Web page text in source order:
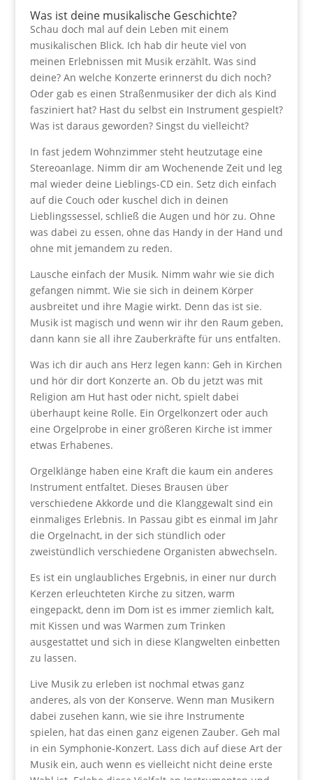
Was ist deine musikalische Geschichte?
Schau doch mal auf dein Leben mit einem
musikalischen Blick. Ich hab dir heute viel von
meinen Erlebnissen mit Musik erzählt. Was sind
deine? An welche Konzerte erinnerst du dich noch?
Oder gab es einen Straßenmusiker der dich als Kind
fasziniert hat? Hast du selbst ein Instrument gespielt?
Was ist daraus geworden? Singst du vielleicht?
In fast jedem Wohnzimmer steht heutzutage eine
Stereoanlage. Nimm dir am Wochenende Zeit und leg
mal wieder deine Lieblings-CD ein. Setz dich einfach
auf die Couch oder kuschel dich in deinen
Lieblingssessel, schließ die Augen und hör zu. Ohne
was dabei zu essen, ohne das Handy in der Hand und
ohne mit jemandem zu reden.
Lausche einfach der Musik. Nimm wahr wie sie dich
gefangen nimmt. Wie sie sich in deinem Körper
ausbreitet und ihre Magie wirkt. Denn das ist sie.
Musik ist magisch und wenn wir ihr den Raum geben,
dann kann sie all ihre Zauberkräfte für uns entfalten.
Was ich dir auch ans Herz legen kann: Geh in Kirchen
und hör dir dort Konzerte an. Ob du jetzt was mit
Religion am Hut hast oder nicht, spielt dabei
überhaupt keine Rolle. Ein Orgelkonzert oder auch
eine Orgelprobe in einer größeren Kirche ist immer
etwas Erhabenes.
Orgelklänge haben eine Kraft die kaum ein anderes
Instrument entfaltet. Dieses Brausen über
verschiedene Akkorde und die Klanggewalt sind ein
einmaliges Erlebnis. In Passau gibt es einmal im Jahr
die Orgelnacht, in der sich stündlich oder
zweistündlich verschiedene Organisten abwechseln.
Es ist ein unglaubliches Ergebnis, in einer nur durch
Kerzen erleuchteten Kirche zu sitzen, warm
eingepackt, denn im Dom ist es immer ziemlich kalt,
mit Kissen und was Warmen zum Trinken
ausgestattet und sich in diese Klangwelten einbetten
zu lassen.
Live Musik zu erleben ist nochmal etwas ganz
anderes, als von der Konserve. Wenn man Musikern
dabei zusehen kann, wie sie ihre Instrumente
spielen, hat das einen ganz eigenen Zauber. Geh mal
in ein Symphonie-Konzert. Lass dich auf diese Art der
Musik ein, auch wenn es vielleicht nicht deine erste